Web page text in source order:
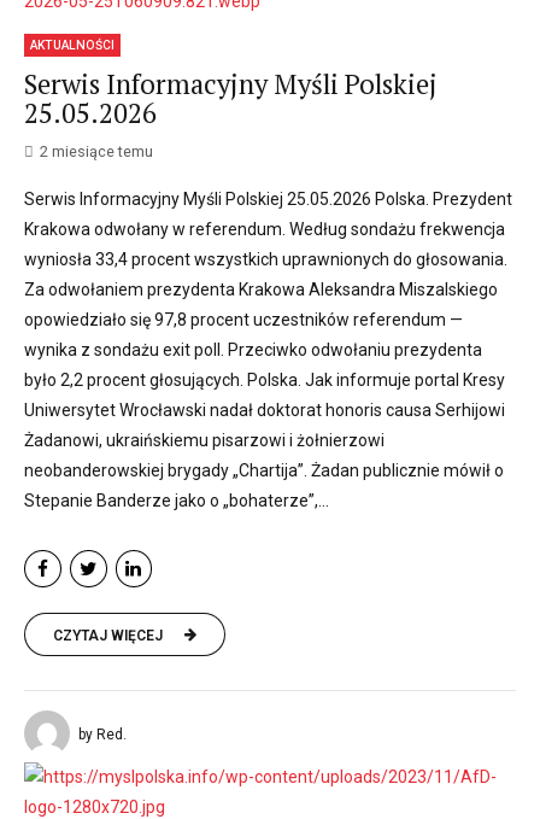
AKTUALNOŚCI
Serwis Informacyjny Myśli Polskiej
25.05.2026
2 miesiące temu
Serwis Informacyjny Myśli Polskiej 25.05.2026 Polska. Prezydent
Krakowa odwołany w referendum. Według sondażu frekwencja
wyniosła 33,4 procent wszystkich uprawnionych do głosowania.
Za odwołaniem prezydenta Krakowa Aleksandra Miszalskiego
opowiedziało się 97,8 procent uczestników referendum —
wynika z sondażu exit poll. Przeciwko odwołaniu prezydenta
było 2,2 procent głosujących. Polska. Jak informuje portal Kresy
Uniwersytet Wrocławski nadał doktorat honoris causa Serhijowi
Żadanowi, ukraińskiemu pisarzowi i żołnierzowi
neobanderowskiej brygady „Chartija”. Żadan publicznie mówił o
Stepanie Banderze jako o „bohaterze”,...
CZYTAJ WIĘCEJ
by Red.